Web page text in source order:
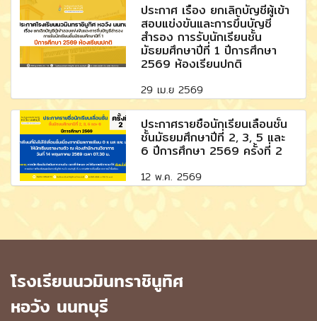
ประกาศ เรื่อง ยกเลิกบัญชีผู้เข้า
สอบแข่งขันและการขึ้นบัญชี
สำรอง การรับนักเรียนชั้น
มัธยมศึกษาปีที่ 1 ปีการศึกษา
2569 ห้องเรียนปกติ
29 เม.ย 2569
ประกาศรายชื่อนักเรียนเลื่อนชั้น
ชั้นมัธยมศึกษาปีที่ 2, 3, 5 และ
6 ปีการศึกษา 2569 ครั้งที่ 2
12 พ.ค. 2569
โรงเรียนนวมินทราชินูทิศ
หอวัง นนทบุรี